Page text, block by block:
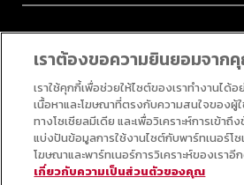
ป.โท การจัดการมรดกวัฒนธรรมแล
ป.โท การบริหารนวัตกรรมและเทคโนโ
ป.โท กลยุทธ์ดิจิทัล
ป.โท ออนไลน์ วิทยาศาสตร์ข้อมูลประ
เราต้องขอความยินยอมจาก
เราใช้คุกกี้เพื่อช่วยให้ไซต์ของเราทำงานได้
เนื้อหาและโฆษณาที่ตรงกับความสนใจของผู้
ทางโซเชียลมีเดีย และเพื่อวิเคราะห์การเข้าถึ
แบ่งปันข้อมูลการใช้งานไซต์กับพาร์ทเนอร์โซ
โฆษณาและพาร์ทเนอร์การวิเคราะห์ของเราอี
เกี่ยวกับความเป็นส่วนตัวของคุณ